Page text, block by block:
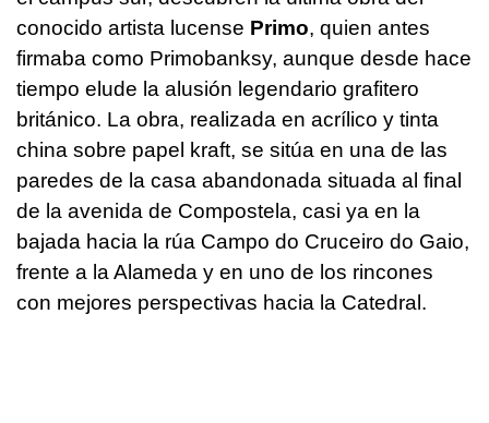
conocido artista lucense Primo, quien antes
firmaba como Primobanksy, aunque desde hace
tiempo elude la alusión legendario grafitero
británico. La obra, realizada en acrílico y tinta
china sobre papel kraft, se sitúa en una de las
paredes de la casa abandonada situada al final
de la avenida de Compostela, casi ya en la
bajada hacia la rúa Campo do Cruceiro do Gaio,
frente a la Alameda y en uno de los rincones
con mejores perspectivas hacia la Catedral.